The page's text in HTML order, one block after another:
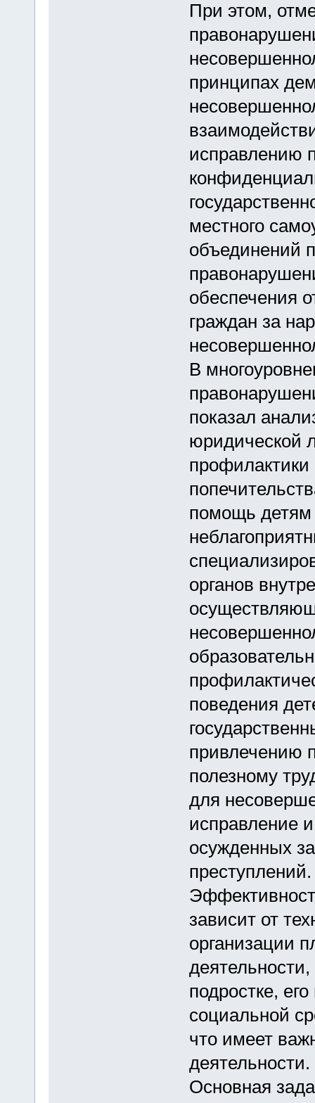
При этом,
принципах
исправлению
местного
объединений
обеспечения
граждан за
В
показал
юридической
помощь
органов
поведения
привлечению
полезному
для
исправление
осужденных
преступлений.
зависит от
организации
подростке,
социальной
что имеет
деятельности.
Основная